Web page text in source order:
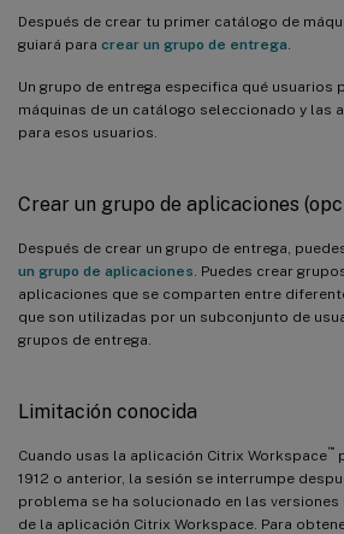
Después de crear tu primer catálogo de
guiará para crear un grupo de entrega
Un grupo de entrega especifica qué usuarios
máquinas de un catálogo seleccionado y las
para esos usuarios.
Crear un grupo de aplicaciones
Después de crear un grupo de entrega,
un grupo de aplicaciones . Puedes crear
aplicaciones que se comparten entre
que son utilizadas por un subconjunto de
grupos de entrega.
Limitación conocida
Cuando usas la aplicación Citrix Workspace™
1912 o anterior, la sesión se interrumpe
problema se ha solucionado en las versiones
de la aplicación Citrix Workspace. Para